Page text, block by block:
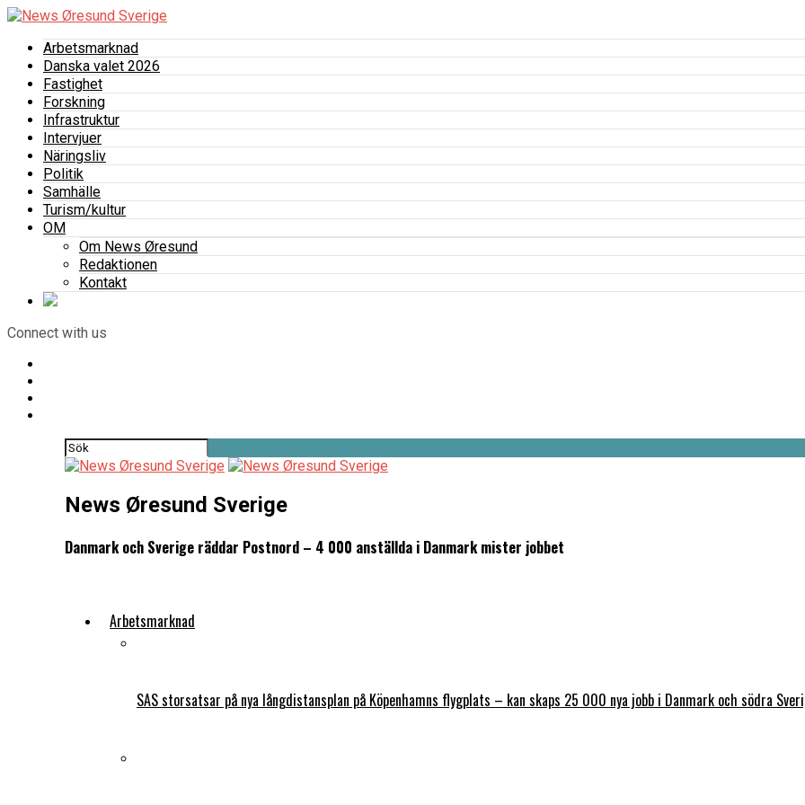
Arbetsmarknad
Danska valet 2026
Fastighet
Forskning
Infrastruktur
Intervjuer
Näringsliv
Politik
Samhälle
Turism/kultur
OM
Om News Øresund
Redaktionen
Kontakt
Connect with us
News Øresund Sverige
Danmark och Sverige räddar Postnord – 4 000 anställda i Danmark mister jobbet
Arbetsmarknad
SAS storsatsar på nya långdistansplan på Köpenhamns flygplats – kan skaps 25 000 nya jobb i Danmark och södra